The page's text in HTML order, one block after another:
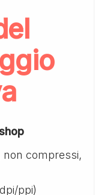
non compressi,
ppi)